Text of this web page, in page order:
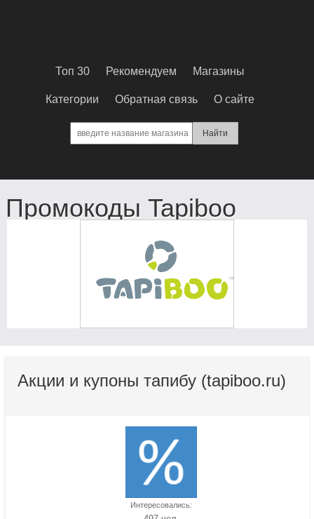
Топ 30 Рекомендуем Магазины
Категории Обратная связь О сайте
Промокоды Tapiboo
Акции и купоны тапибу (tapiboo.ru)
Интересовались: